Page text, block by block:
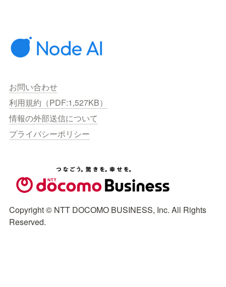
お問い合わせ
利用規約（PDF:1,527KB）
情報の外部送信について
プライバシーポリシー
Copyright © NTT DOCOMO BUSINESS, Inc. All Rights
Reserved.